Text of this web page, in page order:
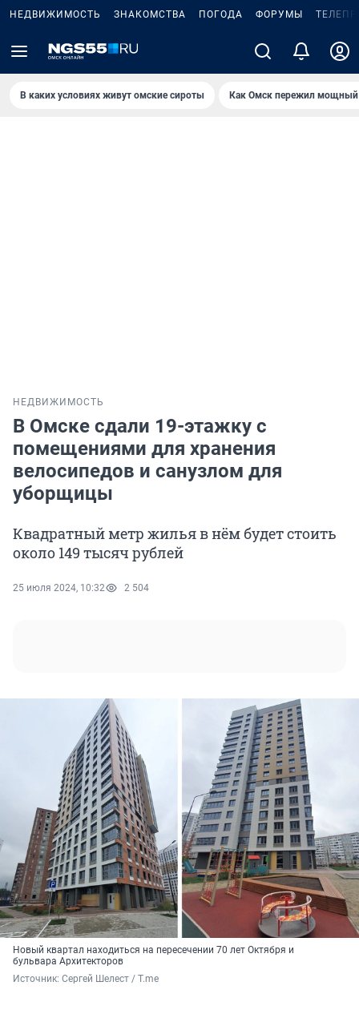
НЕДВИЖИМОСТЬ ЗНАКОМСТВА ПОГОДА ФОРУМЫ
В каких условиях живут омские сироты Как Омск пережил мощный
НЕДВИЖИМОСТЬ
В Омске сдали 19-этажку с
помещениями для хранения
велосипедов и санузлом для
уборщицы
Квадратный метр жилья в нём будет стоить
около 149 тысяч рублей
25 июля 2024, 10:32 2 504
Новый квартал находиться на пересечении 70 лет Октября и
бульвара Архитекторов
Источник: Сергей Шелест / T.me